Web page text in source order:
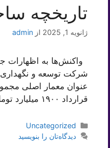
تاریخچه
ژانویه 1, 2025 از admin
واکنش‌ها به اظهارات
شرکت توسعه و نگهداری
عنوان معمار اصلی
قرارداد ۱۹۰۰ میلیارد تومانی با قرارگاه خاتم‌الانبیاء، …
دسته‌ها
Uncategorized
دیدگاه‌تان را بنویسید